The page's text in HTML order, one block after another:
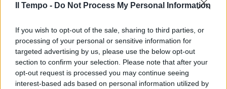
Il Tempo - Do Not Process My Personal Information
If you wish to opt-out of the sale, sharing to third parties, or
processing of your personal or sensitive information for
targeted advertising by us, please use the below opt-out
section to confirm your selection. Please note that after your
opt-out request is processed you may continue seeing
interest-based ads based on personal information utilized by
Un epistolario lungo 26 anni (dal
1946 al 1971) che testimonia
un'empatia filosofica che va
oltre l'amicizia.
31/07/2011